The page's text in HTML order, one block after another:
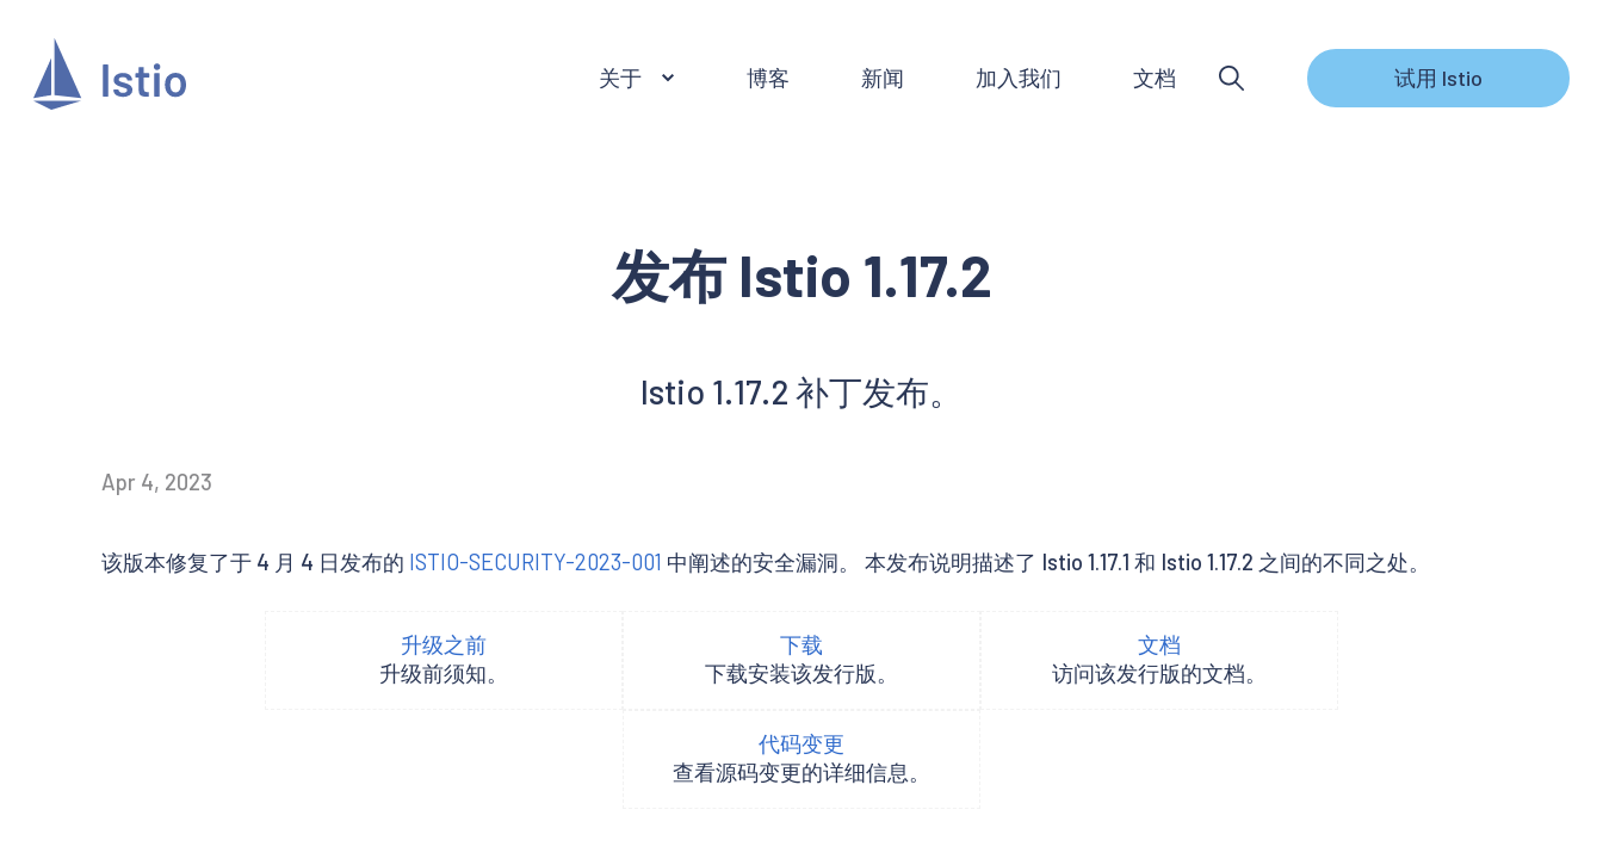
关于 博客 新闻 加入我们 文档 试用 Istio
发布 Istio 1.17.2
Istio 1.17.2 补丁发布。
Apr 4, 2023
该版本修复了于 4 月 4 日发布的 ISTIO-SECURITY-2023-001 中阐述的安全漏洞。 本发布说明描述了 Istio 1.17.1 和 Istio 1.17.2 之间的不同之处。
升级之前
升级前须知。
下载
下载安装该发行版。
文档
访问该发行版的文档。
代码变更
查看源码变更的详细信息。